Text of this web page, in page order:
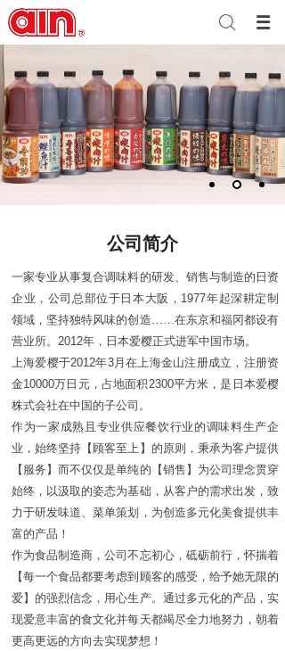
公司简介
一家专业从事复合调味料的研发、销售与制造的日资
企业，公司总部位于日本大阪，1977年起深耕定制
领域，坚持独特风味的创造……在东京和福冈都设有
营业所。2012年，日本爱樱正式进军中国市场。
上海爱樱于2012年3月在上海金山注册成立，注册资
金10000万日元，占地面积2300平方米，是日本爱樱
株式会社在中国的子公司。
作为一家成熟且专业供应餐饮行业的调味料生产企
业，始终坚持【顾客至上】的原则，秉承为客户提供
【服务】而不仅仅是单纯的【销售】为公司理念贯穿
始终，以汲取的姿态为基础，从客户的需求出发，致
力于研发味道、菜单策划，为创造多元化美食提供丰
富的产品！
作为食品制造商，公司不忘初心，砥砺前行，怀揣着
【每一个食品都要考虑到顾客的感受，给予她无限的
爱】的强烈信念，用心生产。通过多元化的产品，实
现爱意丰富的食文化并每天都竭尽全力地努力，朝着
更高更远的方向去实现梦想！